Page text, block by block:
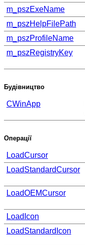
m_pszExeName
m_pszHelpFilePath
m_pszProfileName
m_pszRegistryKey
Будівництво
CWinApp
Операції
LoadCursor
LoadStandardCursor
LoadOEMCursor
LoadIcon
LoadStandardIcon